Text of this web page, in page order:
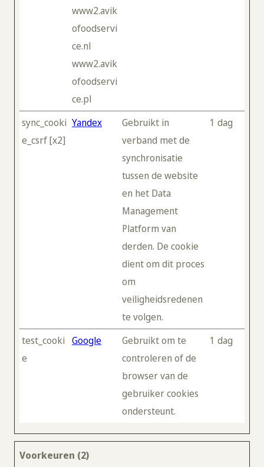
www2.avik
ofoodservi
ce.nl
www2.avik
ofoodservi
ce.pl
sync_cooki
e_csrf [x2]
Yandex
Gebruikt in
verband met de
synchronisatie
tussen de website
en het Data
Management
Platform van
derden. De cookie
dient om dit proces
om
veiligheidsredenen
te volgen.
1 dag
test_cooki
e
Google
Gebruikt om te
controleren of de
browser van de
gebruiker cookies
ondersteunt.
1 dag
Voorkeuren (2)